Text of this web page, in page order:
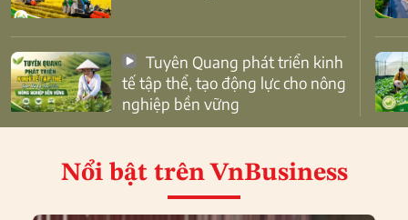
tế tập thể, tạo động lực cho nông
nghiệp bền vững
Nổi bật trên VnBusiness